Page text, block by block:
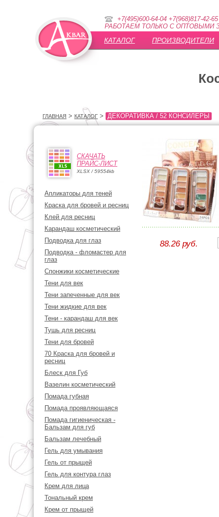
+7(495)600-64-04 +7(968)817-42-65
РАБОТАЕМ ТОЛЬКО С ОПТОВЫМИ
КАТАЛОГ ПРОИЗВОДИТЕЛИ
ГЛАВНАЯ > КАТАЛОГ > ДЕКОРАТИВКА / 52 КОНСИЛЕРЫ
СКАЧАТЬ
ПРАЙС-ЛИСТ
XLSX / 59554kb
Апликаторы для теней
Краска для бровей и ресниц
Клей для ресниц
Карандаш косметический
Подводка для глаз
Подводка - фломастер для
глаз
Спонжики косметические
Тени для век
Тени запеченные для век
Тени жидкие для век
Тени - карандаш для век
Тушь для ресниц
Тени для бровей
70 Краска для бровей и
ресниц
Блеск для Губ
Вазелин косметический
Помада губная
Помада проявляющаяся
Помада гигиеническая -
Бальзам для губ
Бальзам лечебный
Гель для умывания
Гель от прыщей
Гель для контура глаз
Крем для лица
Тональный крем
Крем от прыщей
88.26 руб.